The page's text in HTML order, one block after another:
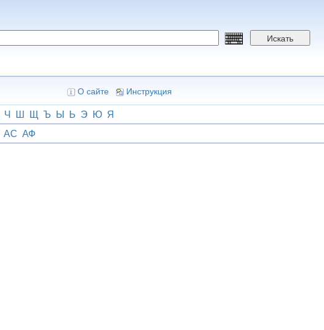
Искать
О сайте Инструкция
Ч Ш Щ Ъ Ы Ь Э Ю Я
АС АФ